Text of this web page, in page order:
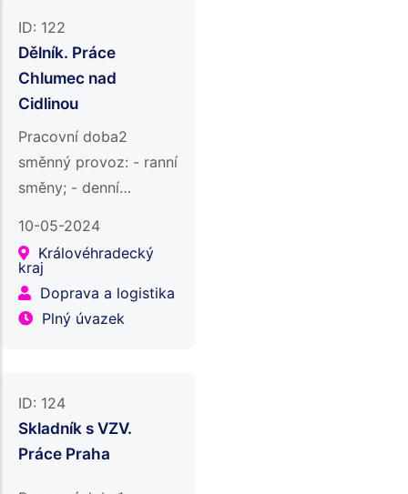
ID: 122
Dělník. Práce
Chlumec nad
Cidlinou
Pracovní doba2
směnný provoz: - ranní
směny; - denní
čištění, filetování,
třídění a balení ryb
podle stanovených
10-05-2024
Královéhradecký
kraj
Doprava a logistika
Plný úvazek
ID: 124
Skladník s VZV.
Práce Praha